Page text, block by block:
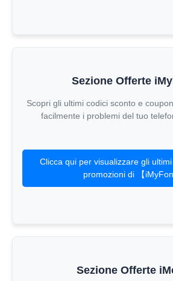
Sezione Offerte
Scopri gli ultimi codici sconto e
facilmente i problemi del tuo
Clicca qui per visualizzare gli
promozioni di 【
Sezione Offerte